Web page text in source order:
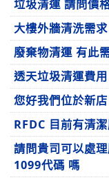
垃圾清運 請問價
大樓外牆清洗需
廢棄物清運 有此
透天垃圾清運費用
您好我們位於新
RFDC 目前有清
請問貴司可以處
1099代碼 嗎